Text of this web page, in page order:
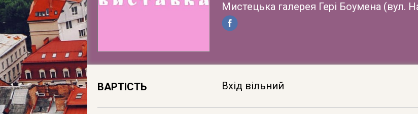
Мистецька галерея Гері Боумена (вул.
ВАРТІСТЬ Вхід вільний